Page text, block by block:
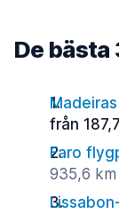
De bästa
från
Faro
935,6